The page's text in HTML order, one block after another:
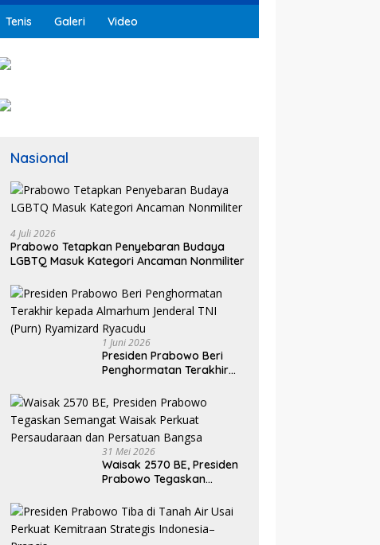
Tenis Galeri Video
Masyarakat Apresiasi Usulan
Modus Online Scam dan Judol
Jadi Sorotan
Visioner Indonesia: Pertemuan
Pengakuan atas Peran
Strategis Dunia Usaha
Nasional
4 Juli 2026
Prabowo Tetapkan Penyebaran Budaya
LGBTQ Masuk Kategori Ancaman Nonmiliter
1 Juni 2026
Presiden Prabowo Beri
Penghormatan Terakhir
Jenderal TNI (Purn)
Ryamizard Ryacudu
31 Mei 2026
Waisak 2570 BE, Presiden
Prabowo Tegaskan
Persaudaraan dan
Persatuan Bangsa